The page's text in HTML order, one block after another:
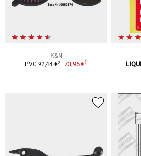
K&N
PVC 92,44 €2 73,95 €1